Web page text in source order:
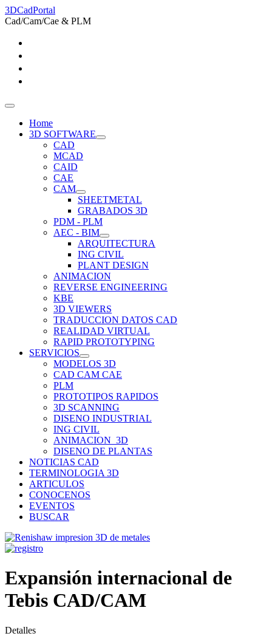
3DCadPortal
Cad/Cam/Cae & PLM
Home
3D SOFTWARE
CAD
MCAD
CAID
CAE
CAM
SHEETMETAL
GRABADOS 3D
PDM - PLM
AEC - BIM
ARQUITECTURA
ING CIVIL
PLANT DESIGN
ANIMACION
REVERSE ENGINEERING
KBE
3D VIEWERS
TRADUCCION DATOS CAD
REALIDAD VIRTUAL
RAPID PROTOTYPING
SERVICIOS
MODELOS 3D
CAD CAM CAE
PLM
PROTOTIPOS RAPIDOS
3D SCANNING
DISENO INDUSTRIAL
ING CIVIL
ANIMACION_3D
DISENO DE PLANTAS
NOTICIAS CAD
TERMINOLOGIA 3D
ARTICULOS
CONOCENOS
EVENTOS
BUSCAR
Expansión internacional de
Tebis CAD/CAM
Detalles